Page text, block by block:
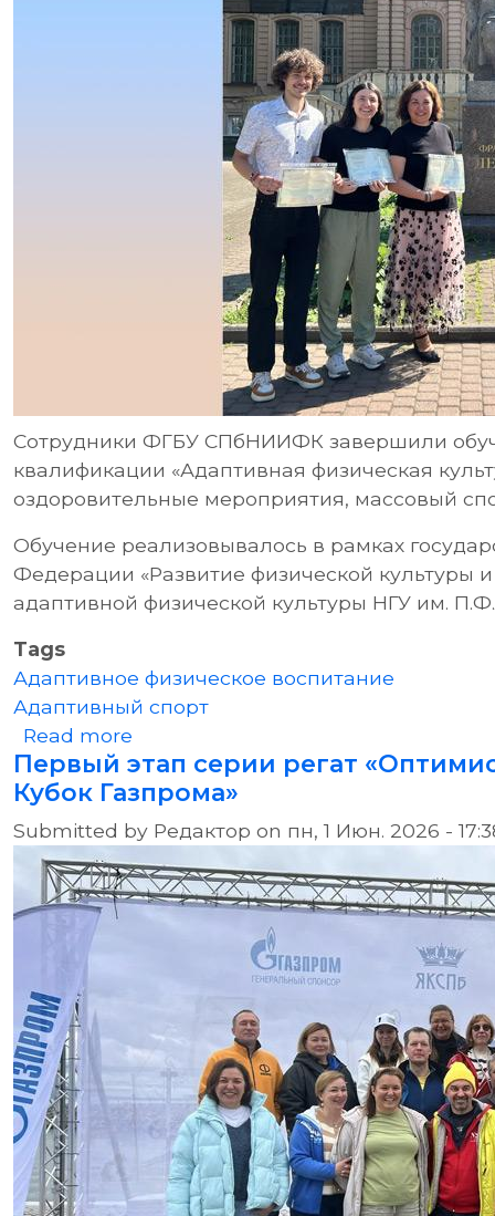
Сотрудники ФГБУ СПбНИИФК завершили
квалификации «Адаптивная физическая
оздоровительные мероприятия, массовый
Обучение реализовывалось в рамках
Федерации «Развитие физической культуры и
адаптивной физической культуры НГУ им.
Tags
Адаптивное физическое воспитание
Адаптивный спорт
Read moreabout Сотрудники ФГБУ
Первый этап серии регат
Кубок Газпрома»
Submitted by Редактор on пн, 1 Июн. 2026 -